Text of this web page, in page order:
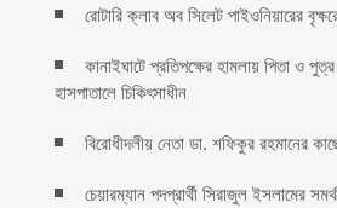
রোটারি ক্লাব অব সিলেট পাইওনিয়ারের
কানাইঘাটে প্রতিপক্ষের হামলায় পিতা ও
হাসপাতালে চিকিৎসাধীন
বিরোধীদলীয় নেতা ডা. শফিকুর রহমানের
চেয়ারম্যান পদপ্রার্থী সিরাজুল ইসলামের